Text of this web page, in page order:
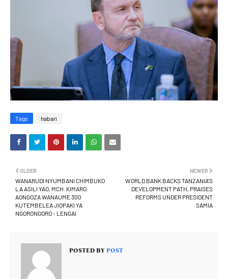
Tags habari
NEWER
WORLD BANK BACKS TANZANIA’S
DEVELOPMENT PATH, PRAISES
REFORMS UNDER PRESIDENT
SAMIA
OLDER
WANARUDI NYUMBANI CHIMBUKO
LA ASILI YAO, MCH. KIMARO
AONGOZA WANAUME 300
KUTEMBELEA JIOPAKI YA
NGORONGORO - LENGAI
POSTED BY POST